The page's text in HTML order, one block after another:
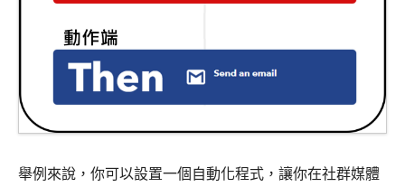
舉例來說，你可以設置一個自動化程式，讓你在社群媒體